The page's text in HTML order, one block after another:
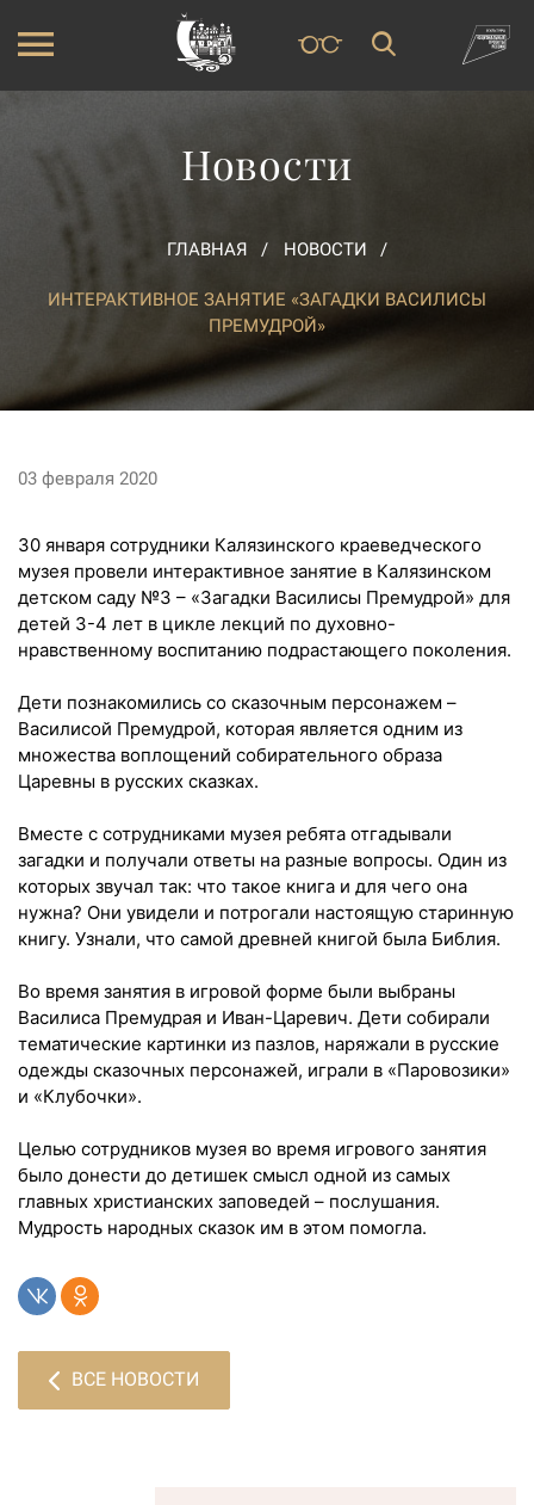
Новости
ГЛАВНАЯ НОВОСТИ
ИНТЕРАКТИВНОЕ ЗАНЯТИЕ «ЗАГАДКИ ВАСИЛИСЫ
ПРЕМУДРОЙ»
03 февраля 2020
30 января сотрудники Калязинского краеведческого
музея провели интерактивное занятие в Калязинском
детском саду №3 – «Загадки Василисы Премудрой» для
детей 3-4 лет в цикле лекций по духовно-
нравственному воспитанию подрастающего поколения.
Дети познакомились со сказочным персонажем –
Василисой Премудрой, которая является одним из
множества воплощений собирательного образа
Царевны в русских сказках.
Вместе с сотрудниками музея ребята отгадывали
загадки и получали ответы на разные вопросы. Один из
которых звучал так: что такое книга и для чего она
нужна? Они увидели и потрогали настоящую старинную
книгу. Узнали, что самой древней книгой была Библия.
Во время занятия в игровой форме были выбраны
Василиса Премудрая и Иван-Царевич. Дети собирали
тематические картинки из пазлов, наряжали в русские
одежды сказочных персонажей, играли в «Паровозики»
и «Клубочки».
Целью сотрудников музея во время игрового занятия
было донести до детишек смысл одной из самых
главных христианских заповедей – послушания.
Мудрость народных сказок им в этом помогла.
ВСЕ НОВОСТИ